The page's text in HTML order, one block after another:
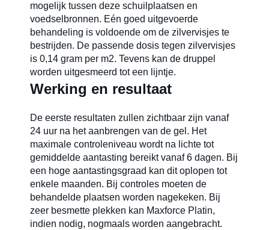
mogelijk tussen deze schuilplaatsen en
voedselbronnen. Eén goed uitgevoerde
behandeling is voldoende om de zilvervisjes te
bestrijden. De passende dosis tegen zilvervisjes
is 0,14 gram per m2. Tevens kan de druppel
worden uitgesmeerd tot een lijntje.
Werking en resultaat
De eerste resultaten zullen zichtbaar zijn vanaf
24 uur na het aanbrengen van de gel. Het
maximale controleniveau wordt na lichte tot
gemiddelde aantasting bereikt vanaf 6 dagen. Bij
een hoge aantastingsgraad kan dit oplopen tot
enkele maanden. Bij controles moeten de
behandelde plaatsen worden nagekeken. Bij
zeer besmette plekken kan Maxforce Platin,
indien nodig, nogmaals worden aangebracht.